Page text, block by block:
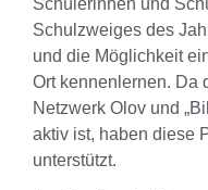
Schulzweiges des
und die Möglichkeit
Ort kennenlernen. Da
Netzwerk Olov und
aktiv ist, haben diese
unterstützt.